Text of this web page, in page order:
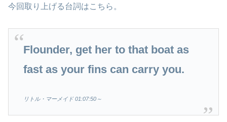
今回取り上げる台詞はこちら。
Flounder, get her to that boat as
fast as your fins can carry you.
リトル・マーメイド 01:07:50～